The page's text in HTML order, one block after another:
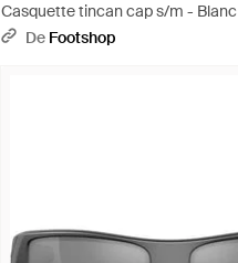
Casquette tincan cap s/m - Blanc
De Footshop